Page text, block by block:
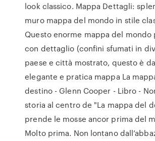
look classico. Mappa Dettagli:
muro mappa del mondo in stile
Questo enorme mappa del
con dettaglio (confini sfumati in
paese e città mostrato, questo è
elegante e pratica mappa La
destino - Glenn Cooper - Libro -
storia al centro de "La mappa del
prende le mosse ancor prima del
Molto prima. Non lontano